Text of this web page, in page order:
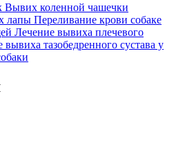
Вывих коленной чашечки
лапы Переливание крови собаке
Лечение вывиха плечевого
вывиха тазобедренного сустава у